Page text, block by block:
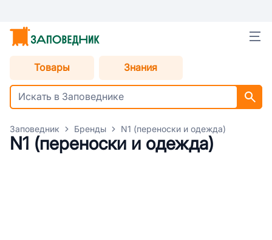
Товары Знания
Заповедник Бренды N1 (переноски и одежда)
N1 (переноски и одежда)